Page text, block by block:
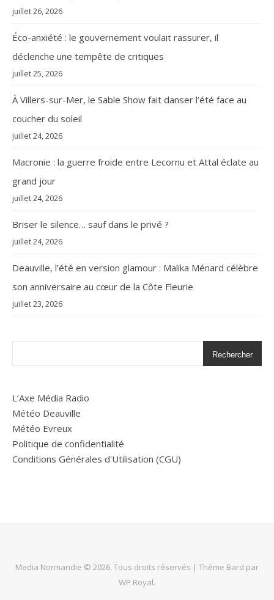
juillet 26, 2026
Éco-anxiété : le gouvernement voulait rassurer, il
déclenche une tempête de critiques
juillet 25, 2026
À Villers-sur-Mer, le Sable Show fait danser l’été face au
coucher du soleil
juillet 24, 2026
Macronie : la guerre froide entre Lecornu et Attal éclate au
grand jour
juillet 24, 2026
Briser le silence… sauf dans le privé ?
juillet 24, 2026
Deauville, l’été en version glamour : Malika Ménard célèbre
son anniversaire au cœur de la Côte Fleurie
juillet 23, 2026
Rechercher
L’Axe Média Radio
Météo Deauville
Météo Evreux
Politique de confidentialité
Conditions Générales d'Utilisation (CGU)
Media Normandie © 2026. Tous droits réservés | Thème Bard par
WP Royal.